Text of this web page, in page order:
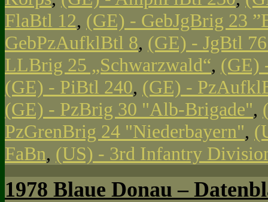
FlaBtl 12, (GE) - GebJgBrig 23
GebPzAufklBtl 8, (GE) - JgBtl
LLBrig 25 „Schwarzwald“, (GE)
(GE) - PiBtl 240, (GE) -
(GE) - PzBrig 30 "Alb-Brigade",
PzGrenBrig 24 "Niederbayern",
FaBn, (US) - 3rd Infantry
1978 Blaue Donau –